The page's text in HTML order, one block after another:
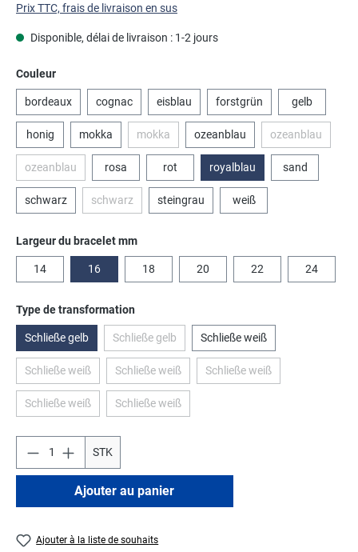
Prix TTC, frais de livraison en sus
Disponible, délai de livraison : 1-2 jours
Sélectionnez
Couleur
bordeaux cognac eisblau forstgrün gelb
honig mokka mokka(Cette option n'est pas disponible pour le
ozeanblau ozeanblau(Cette option
ozeanblau(Cette option n'est pas disponible pour le moment.)
rosa rot royalblau sand
schwarz schwarz(Cette option n'est pas disponible pour le moment.)
steingrau weiß
Sélectionnez
Largeur du bracelet mm
14 16 18 20 22 24
Sélectionnez
Type de transformation
Schließe gelb Schließe gelb(Cette option n'est pas disponible pour le
Schließe weiß
Schließe weiß(Cette option n'est pas disponible pour le moment.)
Schließe weiß(Cette option n'est pas disponible pour le
Schließe weiß(Cette option n'est pas
Schließe weiß(Cette option n'est pas disponible pour le moment.)
Schließe weiß(Cette option n'est pas disponible pour le
STK
Ajouter au panier
Ajouter à la liste de souhaits